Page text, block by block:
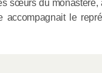
sœurs du
accompagnait le